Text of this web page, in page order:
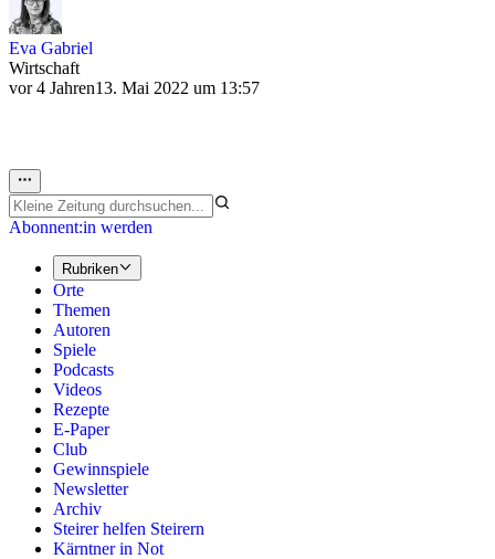
Eva Gabriel
Wirtschaft
vor 4 Jahren13. Mai 2022 um 13:57
Abonnent:in werden
Rubriken
Orte
Themen
Autoren
Spiele
Podcasts
Videos
Rezepte
E-Paper
Club
Gewinnspiele
Newsletter
Archiv
Steirer helfen Steirern
Kärntner in Not